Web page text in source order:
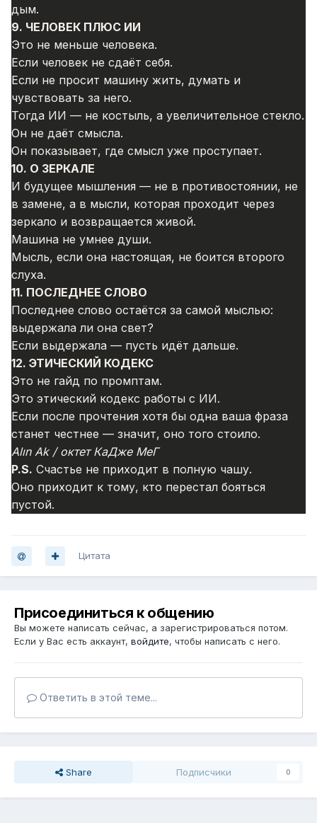
дым.
9. ЧЕЛОВЕК ПЛЮС ИИ
Это не меньше человека.
Если человек не сдаёт себя.
Если не просит машину жить, думать и
чувствовать за него.
Тогда ИИ — не костыль, а увеличительное стекло.
Он не даёт смысла.
Он показывает, где смысл уже проступает.
10. О ЗЕРКАЛЕ
И будущее мышления — не в противостоянии, не
в замене, а в мысли, которая проходит через
зеркало и возвращается живой.
Машина не умнее души.
Мысль, если она настоящая, не боится второго
слуха.
11. ПОСЛЕДНЕЕ СЛОВО
Последнее слово остаётся за самой мыслью:
выдержала ли она свет?
Если выдержала — пусть идёт дальше.
12. ЭТИЧЕСКИЙ КОДЕКС
Это не гайд по промптам.
Это этический кодекс работы с ИИ.
Если после прочтения хотя бы одна ваша фраза
станет честнее — значит, оно того стоило.
Alın Ak / октет КаДже МеГ
P.S. Счастье не приходит в полную чашу.
Оно приходит к тому, кто перестал бояться
пустой.
Цитата
Присоединиться к общению
Вы можете написать сейчас, а зарегистрироваться потом.
Если у Вас есть аккаунт, войдите, чтобы написать с него.
Ответить в этой теме...
Share Подписчики 0